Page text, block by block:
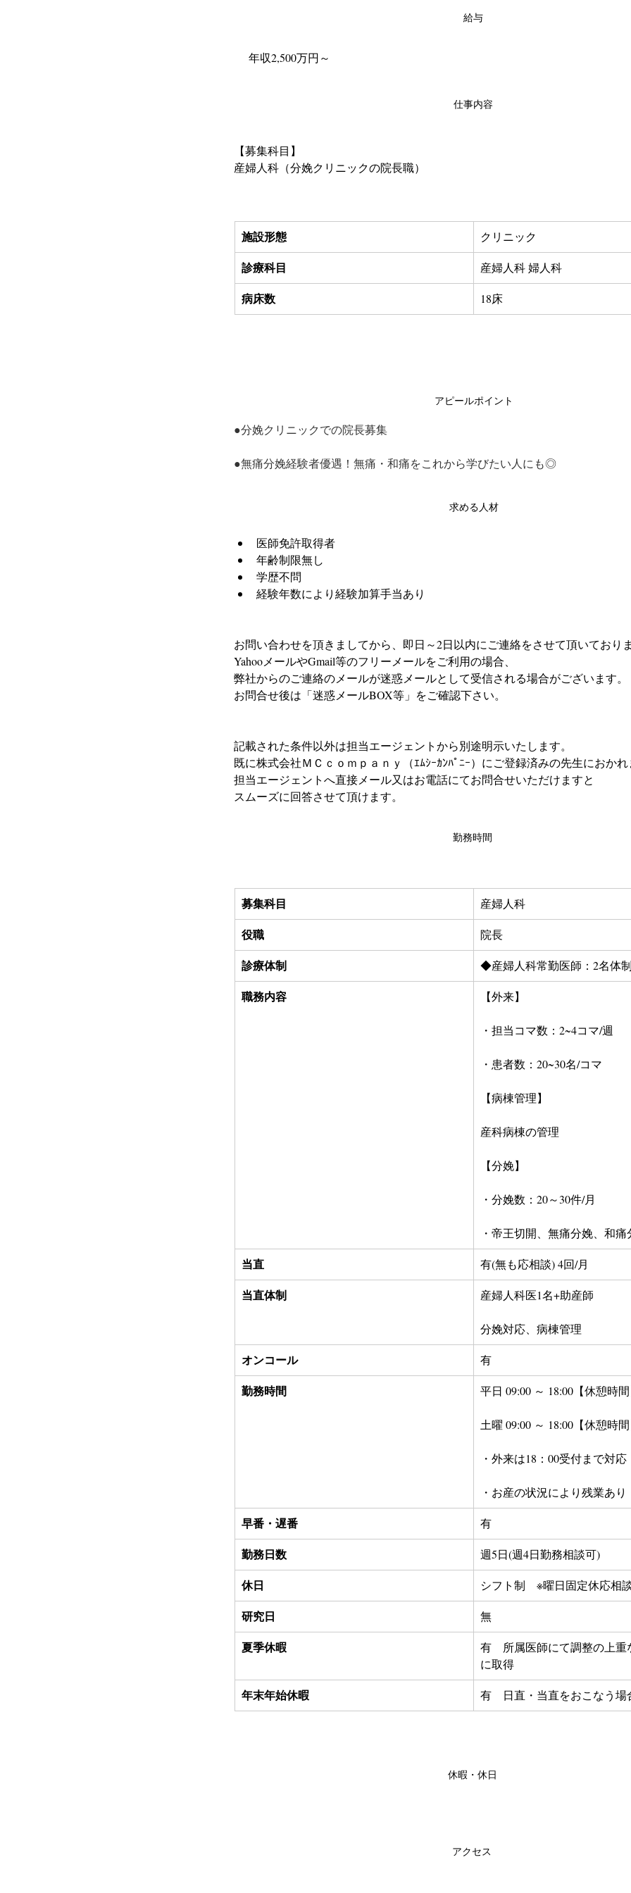
給与
年収2,500万円～
仕事内容
【募集科目】
産婦人科（分娩クリニックの院長職）
施設形態 クリニック
診療科目 産婦人科 婦人科
病床数 18床
アピールポイント
●分娩クリニックでの院長募集
●無痛分娩経験者優遇！無痛・和痛をこれから学びたい人にも◎
求める人材
医師免許取得者
年齢制限無し
学歴不問
経験年数により経験加算手当あり
お問い合わせを頂きましてから、即日～2日以内にご連絡をさせて頂いておりま
YahooメールやGmail等のフリーメールをご利用の場合、
弊社からのご連絡のメールが迷惑メールとして受信される場合がございます。
お問合せ後は「迷惑メールBOX等」をご確認下さい。
記載された条件以外は担当エージェントから別途明示いたします。
既に株式会社ＭＣｃｏｍｐａｎｙ（ｴﾑｼｰｶﾝﾊﾟﾆｰ）にご登録済みの先生におかれ
担当エージェントへ直接メール又はお電話にてお問合せいただけますと
スムーズに回答させて頂けます。
勤務時間
募集科目 産婦人科
役職 院長
診療体制 ◆産婦人科常勤医師：2名体制
職務内容 【外来】
・担当コマ数：2~4コマ/週
・患者数：20~30名/コマ
【病棟管理】
産科病棟の管理
【分娩】
・分娩数：20～30件/月
・帝王切開、無痛分娩、和痛
当直 有(無も応相談) 4回/月
当直体制 産婦人科医1名+助産師
分娩対応、病棟管理
オンコール 有
勤務時間 平日 09:00 ～ 18:00【休憩時
土曜 09:00 ～ 18:00【休憩時
・外来は18：00受付まで対応
・お産の状況により残業あり
早番・遅番 有
勤務日数 週5日(週4日勤務相談可)
休日 シフト制　※曜日固定休応相
研究日 無
夏季休暇
有　所属医師にて調整の上重
に取得
年末年始休暇 有　日直・当直をおこなう場
休暇・休日
アクセス